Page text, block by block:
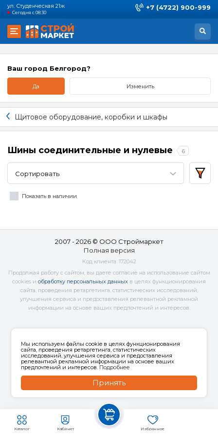
ул. Студенческая 21ж
Сегодня с 08:30
+7 (4722) 900-999
Каталог Кабинет Избранное
Ваш город Белгород?
Да Изменить
Щитовое оборудование, коробки и шкафы
Шины соединительные и нулевые 6
Сортировать
Показать в наличии
2007 - 2026 © ООО Строймаркет
Полная версия
Код клиента: 172042
Продолжая работу с сайтом, вы даете согласие на использование сайтом
cookies и обработку персональных данных в целях функционирования
сайта, проведения ретаргетинга, статистических исследований,
улучшения сервиса и предоставления релевантной рекламной
информации на основе ваших предпочтений и интересов.
Мы используем файлы cookie в целях функционирования
сайта, проведения ретаргетинга, статистических
исследований, улучшения сервиса и предоставления
релевантной рекламной информации на основе ваших
предпочтений и интересов. Подробнее
Принять